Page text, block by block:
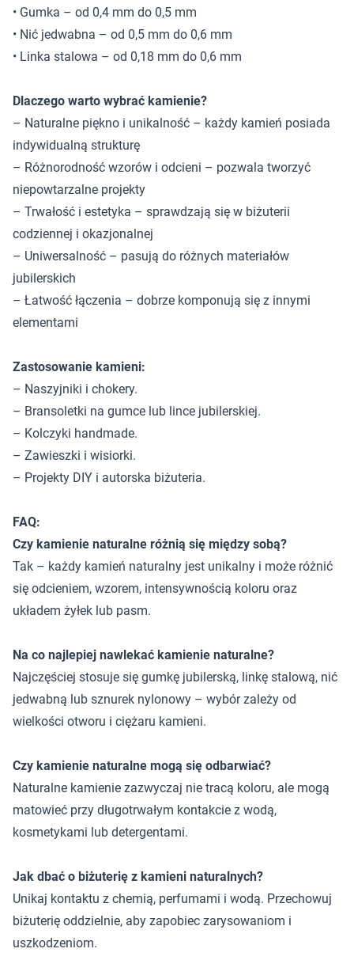
• Gumka – od 0,4 mm do 0,5 mm
• Nić jedwabna – od 0,5 mm do 0,6 mm
• Linka stalowa – od 0,18 mm do 0,6 mm
Dlaczego warto wybrać kamienie?
– Naturalne piękno i unikalność – każdy kamień posiada
indywidualną strukturę
– Różnorodność wzorów i odcieni – pozwala tworzyć
niepowtarzalne projekty
– Trwałość i estetyka – sprawdzają się w biżuterii
codziennej i okazjonalnej
– Uniwersalność – pasują do różnych materiałów
jubilerskich
– Łatwość łączenia – dobrze komponują się z innymi
elementami
Zastosowanie kamieni:
– Naszyjniki i chokery.
– Bransoletki na gumce lub lince jubilerskiej.
– Kolczyki handmade.
– Zawieszki i wisiorki.
– Projekty DIY i autorska biżuteria.
FAQ:
Czy kamienie naturalne różnią się między sobą?
Tak – każdy kamień naturalny jest unikalny i może różnić
się odcieniem, wzorem, intensywnością koloru oraz
układem żyłek lub pasm.
Na co najlepiej nawlekać kamienie naturalne?
Najczęściej stosuje się gumkę jubilerską, linkę stalową, nić
jedwabną lub sznurek nylonowy – wybór zależy od
wielkości otworu i ciężaru kamieni.
Czy kamienie naturalne mogą się odbarwiać?
Naturalne kamienie zazwyczaj nie tracą koloru, ale mogą
matowieć przy długotrwałym kontakcie z wodą,
kosmetykami lub detergentami.
Jak dbać o biżuterię z kamieni naturalnych?
Unikaj kontaktu z chemią, perfumami i wodą. Przechowuj
biżuterię oddzielnie, aby zapobiec zarysowaniom i
uszkodzeniom.